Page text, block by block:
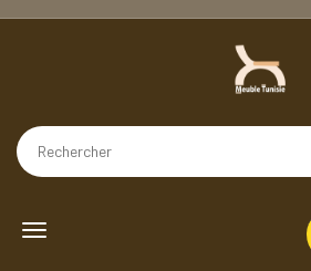
Toggle